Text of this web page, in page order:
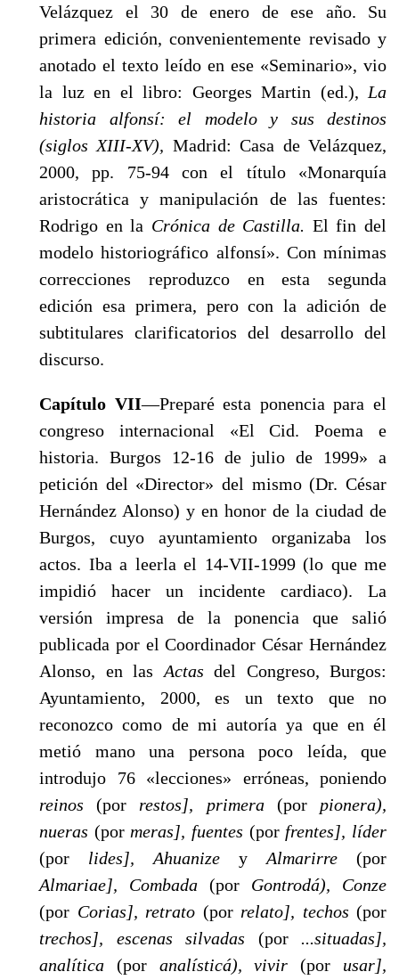
Velázquez el 30 de enero de ese año. Su
primera edición, convenientemente revisado y
ano­tado el texto leído en ese «Seminario», vio
la luz en el libro: Georges Martin (ed.), La
historia alfonsí: el modelo y sus destinos
(siglos XIII-XV), Madrid: Casa de Velázquez,
2000, pp. 75-94 con el título «Monarquía
aristocrática y manipulación de las fuen­tes:
Rodrigo en la Crónica de Castilla. El fin del
modelo historiográfico alfonsí». Con mínimas
correcciones reproduzco en esta segunda
edición esa primera, pero con la adición de
subti­tulares clarificatorios del desarrollo del
discurso.
Capítulo VII—Preparé esta ponencia para el
congreso inter­nacional «El Cid. Poema e
historia. Burgos 12-16 de julio de 1999» a
petición del «Director» del mismo (Dr. César
Hernández Alonso) y en honor de la ciudad de
Burgos, cuyo ayuntamiento organizaba los
actos. Iba a leerla el 14-VII-1999 (lo que me
impidió hacer un incidente cardiaco). La
versión impresa de la ponencia que salió
publicada por el Coordinador César Hernández
Alonso, en las Actas del Congreso, Burgos:
Ayuntamiento, 2000, es un texto que no
reconozco como de mi autoría ya que en él
metió mano una persona poco leída, que
introdujo 76 «leccio­nes» erróneas, poniendo
reinos(por restos], primera (por pione­ra),
nueras (por meras], fuentes (por frentes], líder
(por lides], Ahuanize y Almarirre (por
Almariae], Combada (por Gontrodá), Conze
(por Corias], retrato (por relato], techos (por
trechos], escenas silvadas (por ...situadas],
analítica (por analísticá), vi­vir(por usar],